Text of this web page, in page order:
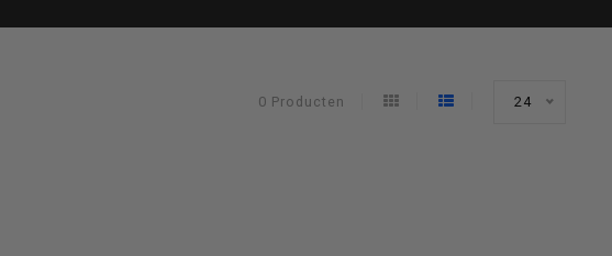
0 Producten 24